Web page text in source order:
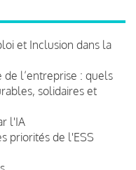
et Inclusion dans la
l’entreprise : quels
solidaires et
l'IA
priorités de l'ESS